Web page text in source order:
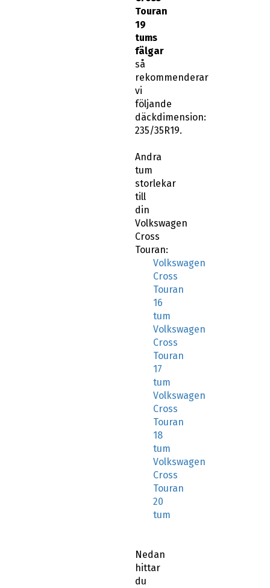
Touran
19
tums
fälgar
så
rekommenderar
vi
följande
däckdimension:
235/35R19.
Andra
tum
storlekar
till
din
Volkswagen
Cross
Touran:
Volkswagen
Cross
Touran
16
tum
Volkswagen
Cross
Touran
17
tum
Volkswagen
Cross
Touran
18
tum
Volkswagen
Cross
Touran
20
tum
Nedan
hittar
du